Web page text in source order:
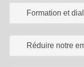
Formation et
Réduire notre